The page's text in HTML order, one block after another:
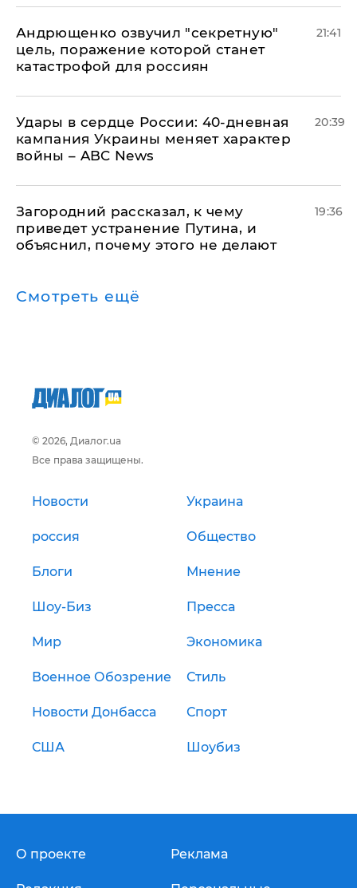
Андрющенко озвучил "секретную"
цель, поражение которой станет
катастрофой для россиян
21:41
Удары в сердце России: 40-дневная
кампания Украины меняет характер
войны – ABC News
20:39
Загородний рассказал, к чему
приведет устранение Путина, и
объяснил, почему этого не делают
19:36
Смотреть ещё
© 2026, Диалог.ua
Все права защищены.
Новости Украина
россия Общество
Блоги Мнение
Шоу-Биз Пресса
Мир Экономика
Военное Обозрение Стиль
Новости Донбасса Спорт
США Шоубиз
О проекте Реклама